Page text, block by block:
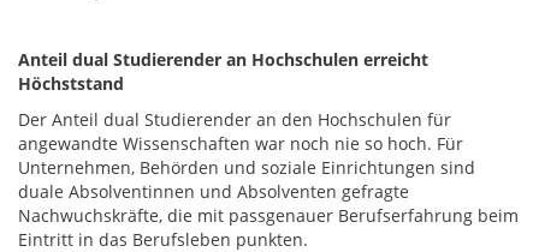
Anteil dual Studierender an Hochschulen erreicht
Höchststand
Der Anteil dual Studierender an den Hochschulen für
angewandte Wissenschaften war noch nie so hoch. Für
Unternehmen, Behörden und soziale Einrichtungen sind
duale Absolventinnen und Absolventen gefragte
Nachwuchskräfte, die mit passgenauer Berufserfahrung beim
Eintritt in das Berufsleben punkten.